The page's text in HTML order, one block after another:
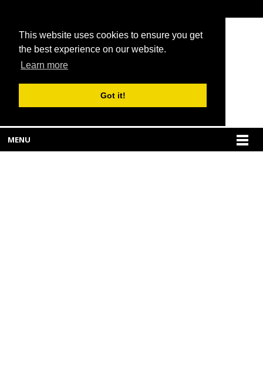
This website uses cookies to ensure you get
the best experience on our website.
Learn more
Got it!
MENU